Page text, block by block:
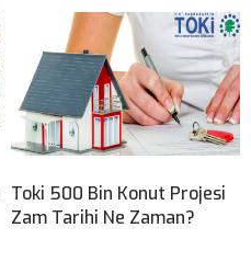
Toki 500 Bin Konut Projesi
Zam Tarihi Ne Zaman?